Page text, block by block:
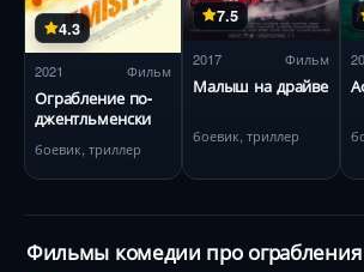
4.3
2021 Фильм
Ограбление по-
джентльменски
боевик, триллер
7.5
2017 Фильм
Малыш на драйве
боевик, триллер
Фильмы комедии про ограбления